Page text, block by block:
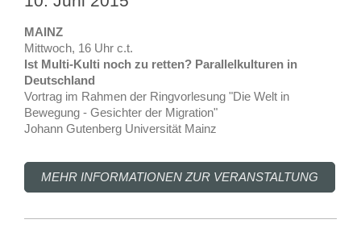
MAINZ
Mittwoch, 16 Uhr c.t.
Ist Multi-Kulti noch zu retten? Parallelkulturen in
Deutschland
Vortrag im Rahmen der Ringvorlesung "Die Welt in
Bewegung - Gesichter der Migration"
Johann Gutenberg Universität Mainz
MEHR INFORMATIONEN ZUR VERANSTALTUNG